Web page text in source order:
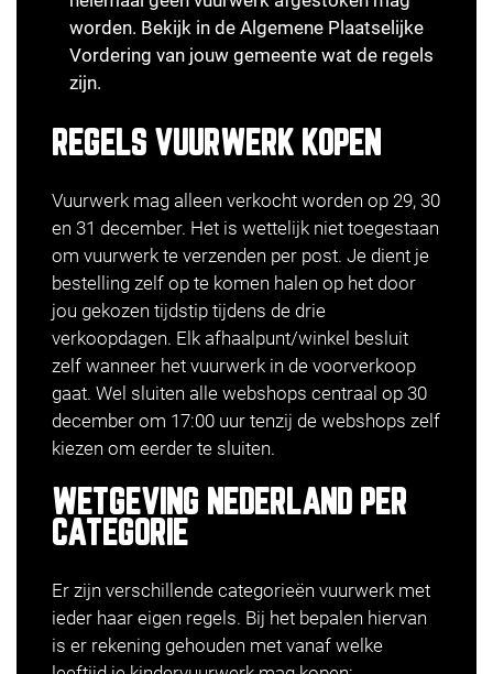
worden. Bekijk in de Algemene Plaatselijke
Vordering van jouw gemeente wat de regels
zijn.
REGELS VUURWERK KOPEN
Vuurwerk mag alleen verkocht worden op 29, 30
en 31 december. Het is wettelijk niet toegestaan
om vuurwerk te verzenden per post. Je dient je
bestelling zelf op te komen halen op het door
jou gekozen tijdstip tijdens de drie
verkoopdagen. Elk afhaalpunt/winkel besluit
zelf wanneer het vuurwerk in de voorverkoop
gaat. Wel sluiten alle webshops centraal op 30
december om 17:00 uur tenzij de webshops zelf
kiezen om eerder te sluiten.
WETGEVING NEDERLAND PER
CATEGORIE
Er zijn verschillende categorieën vuurwerk met
ieder haar eigen regels. Bij het bepalen hiervan
is er rekening gehouden met vanaf welke